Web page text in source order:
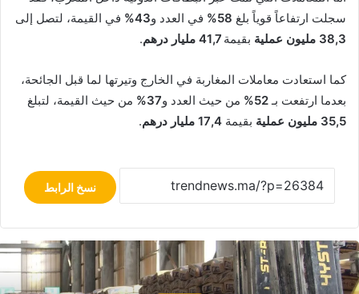
سجلت ارتفاعاً قوياً بلغ 58% في العدد و43%
في القيمة، لتصل إلى
38,3 مليون عملية
بقيمة41,7 مليار درهم .
كما استعادت معاملات المغاربة في الخارج وتيرتها لما قبل الجائحة،
بعدما ارتفعت بـ52% من حيث العدد و37%
من حيث القيمة، لتبلغ
35,5 مليون عملية
بقيمة 17,4 مليار درهم .
نسخ الرابط